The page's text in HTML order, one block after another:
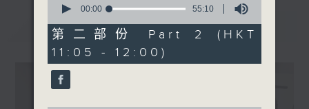
最新 LATEST
seconds
55
minutes,
10
seconds
00:00 55:10
第二部份 Part 2 (HKT
11:05 - 12:00)